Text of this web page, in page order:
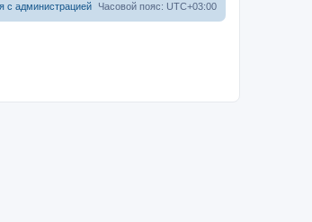
Часовой пояс: UTC+03:00
с администрацией